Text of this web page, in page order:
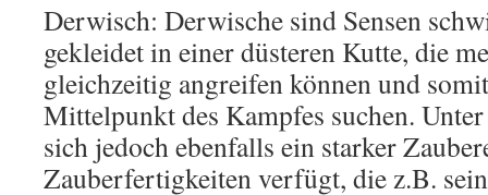
Derwisch: Derwische sind Sensen
gekleidet in einer düsteren Kutte, die
gleichzeitig angreifen können und
Mittelpunkt des Kampfes suchen.
sich jedoch ebenfalls ein starker
Zauberfertigkeiten verfügt, die z.B.